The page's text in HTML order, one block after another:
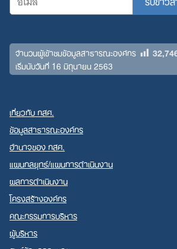
จำนวนผู้เข้าชมข้อมูลสาธารณะองค์กร
เริ่มนับวันที่ 16 มิถุนายน 2563
เกี่ยวกับ กสศ.
ข้อมูลสาธารณะองค์กร
อำนาจของ กสศ.
แผนกลยุทธ์/แผนการดำเนินงาน
ผลการดำเนินงาน
โครงสร้างองค์กร
คณะกรรมการบริหาร
ผู้บริหาร